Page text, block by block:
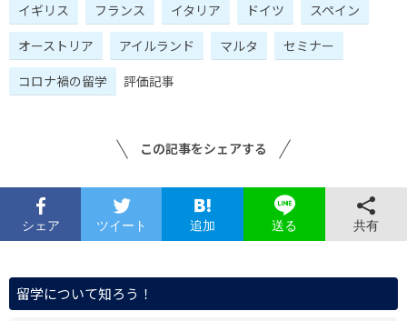
イギリス
フランス イタリア ドイツ
スペイン
オーストリア
アイルランド マルタ
セミナー
コロナ禍の留学
評価記事
この記事をシェアする
シェア ツイート 追加 送る 共有
留学について知ろう！